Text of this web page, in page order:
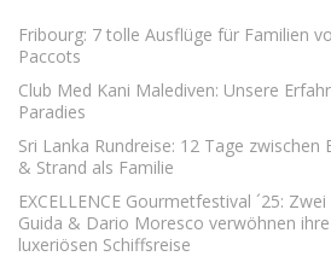
Fribourg: 7 tolle Ausflüge für Familien
Paccots
Club Med Kani Malediven: Unsere
Paradies
Sri Lanka Rundreise: 12 Tage zwischen
& Strand als Familie
EXCELLENCE Gourmetfestival ´25:
Guida & Dario Moresco verwöhnen
luxeriösen Schiffsreise